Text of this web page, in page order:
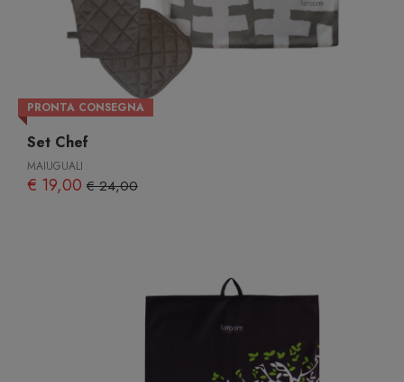
PRONTA CONSEGNA
Set Chef
MAIUGUALI
€ 19,00 € 24,00